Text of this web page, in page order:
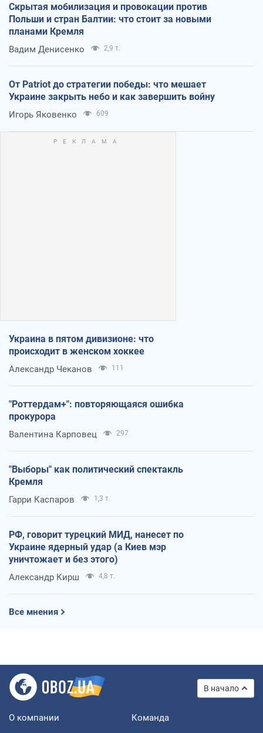
Скрытая мобилизация и провокации против
Польши и стран Балтии: что стоит за новыми
планами Кремля
Вадим Денисенко 2,9 т.
От Patriot до стратегии победы: что мешает
Украине закрыть небо и как завершить войну
Игорь Яковенко 609
Украина в пятом дивизионе: что
происходит в женском хоккее
Александр Чеканов 111
"Роттердам+": повторяющаяся ошибка
прокурора
Валентина Карповец 297
"Выборы" как политический спектакль
Кремля
Гарри Каспаров 1,3 т.
РФ, говорит турецкий МИД, нанесет по
Украине ядерный удар (а Киев мэр
уничтожает и без этого)
Александр Кирш 4,8 т.
Все мнения
В начало
О компании Команда